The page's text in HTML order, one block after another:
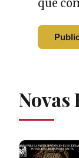
que
Novas